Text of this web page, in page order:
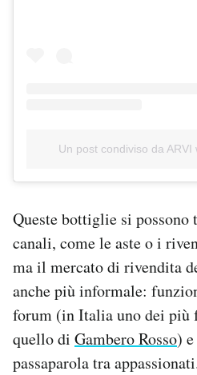
Un post condiviso da
Queste bottiglie si
canali, come le aste o i
ma il mercato di rivendita
anche più informale:
forum (in Italia uno dei più
quello di Gambero Rosso)
passaparola tra